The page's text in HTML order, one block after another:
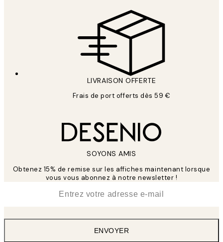
LIVRAISON OFFERTE
Frais de port offerts dès 59 €
SOYONS AMIS
Obtenez 15% de remise sur les affiches maintenant lorsque
vous vous abonnez à notre newsletter !
ENVOYER